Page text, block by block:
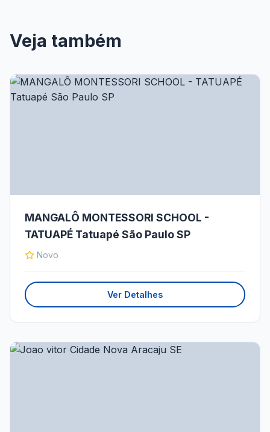
Veja também
MANGALÔ MONTESSORI SCHOOL -
TATUAPÉ Tatuapé São Paulo SP
Novo
Ver Detalhes